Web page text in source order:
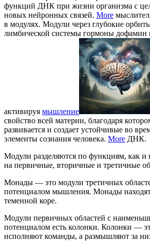
функций ДНК при жизни организма с
новых нейронных связей. More
в модулях. Модули через глубокие
лимбической системы гормоны дофамин
активируя мышление
свойство всей материи, благодаря
развивается и создает устойчивые во
элементы сознания человека. More ДНК.
Модули разделяются по функциям, как и
на первичные, вторичные и третичные
Монады — это модули третичных
потенциалом мышления. Монады
теменной коре.
Модули первичных областей с
потенциалом есть колонки. Колонки —
исполняют команды, а размышляют за